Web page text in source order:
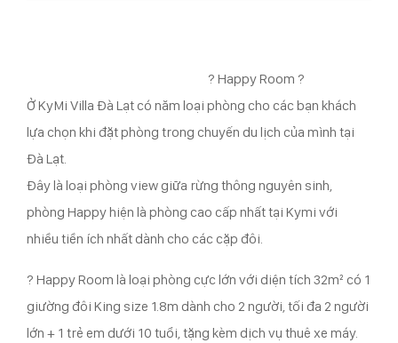
? Happy Room ?
Ở KyMi Villa Đà Lạt có năm loại phòng cho các bạn khách
lựa chọn khi đặt phòng trong chuyến du lịch của mình tại
Đà Lạt.
Đây là loại phòng view giữa rừng thông nguyên sinh,
phòng Happy hiện là phòng cao cấp nhất tại Kymi với
nhiều tiền ích nhất dành cho các cặp đôi.
? Happy Room là loại phòng cực lớn với diện tích 32m² có 1
giường đôi King size 1.8m dành cho 2 người, tối đa 2 người
lớn + 1 trẻ em dưới 10 tuổi, tặng kèm dịch vụ thuê xe máy.